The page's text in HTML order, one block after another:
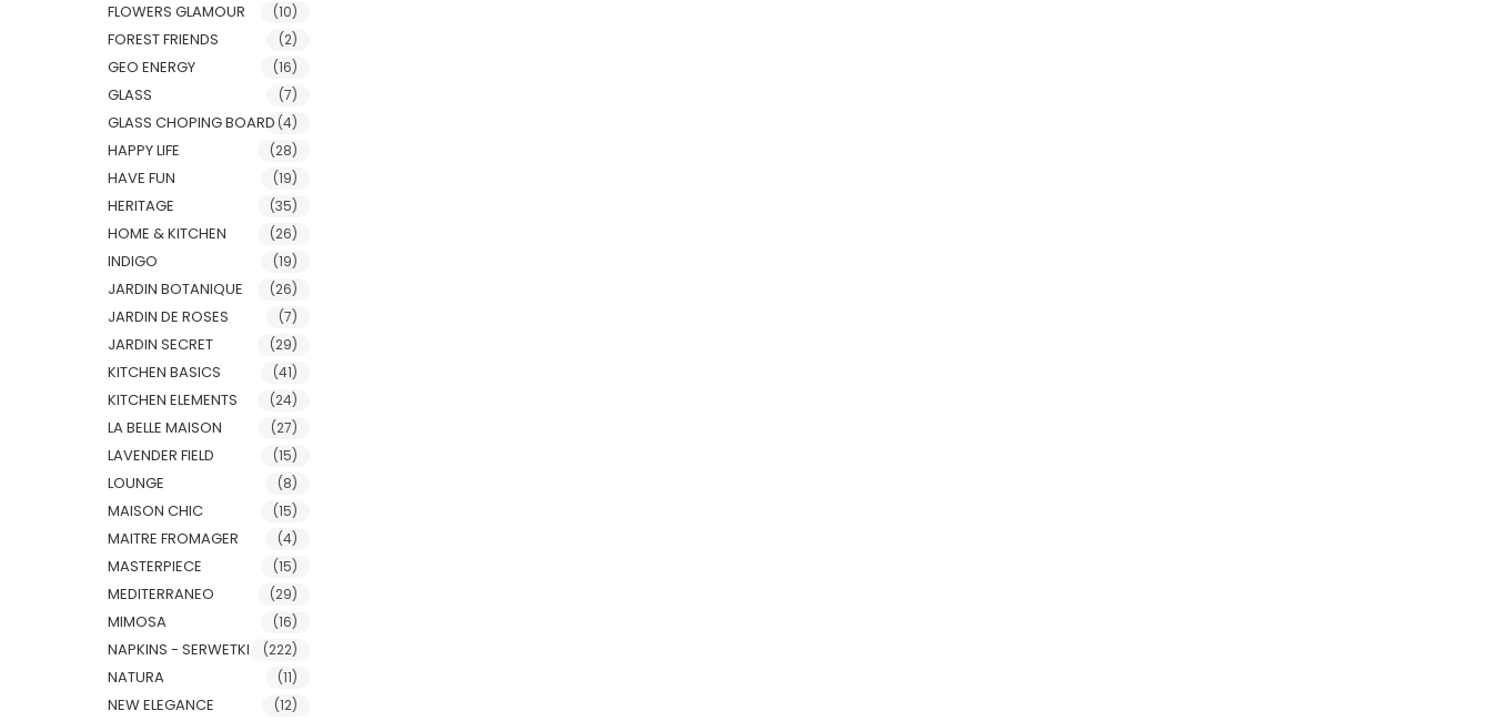
FLOWERS GLAMOUR (10)
FOREST FRIENDS (2)
GEO ENERGY (16)
GLASS (7)
GLASS CHOPING BOARD (4)
HAPPY LIFE (28)
HAVE FUN (19)
HERITAGE (35)
HOME & KITCHEN (26)
INDIGO (19)
JARDIN BOTANIQUE (26)
JARDIN DE ROSES (7)
JARDIN SECRET (29)
KITCHEN BASICS (41)
KITCHEN ELEMENTS (24)
LA BELLE MAISON (27)
LAVENDER FIELD (15)
LOUNGE (8)
MAISON CHIC (15)
MAITRE FROMAGER (4)
MASTERPIECE (15)
MEDITERRANEO (29)
MIMOSA (16)
NAPKINS - SERWETKI (222)
NATURA (11)
NEW ELEGANCE (12)